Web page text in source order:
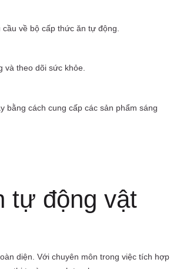
về bộ cấp thức ăn tự động.
và theo dõi sức khỏe.
bằng cách cung cấp các sản phẩm sáng
tự động vật
diện. Với chuyên môn trong việc tích hợp